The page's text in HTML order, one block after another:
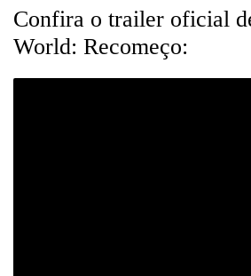
Confira o trailer oficial
World: Recomeço: